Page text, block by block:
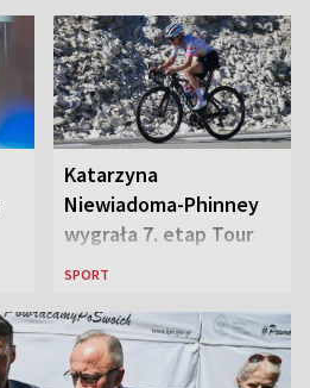
„Antka Rozpylacza”
Katarzyna
Niewiadoma-Phinney
wygrała 7. etap Tour
de France i została
SPORT